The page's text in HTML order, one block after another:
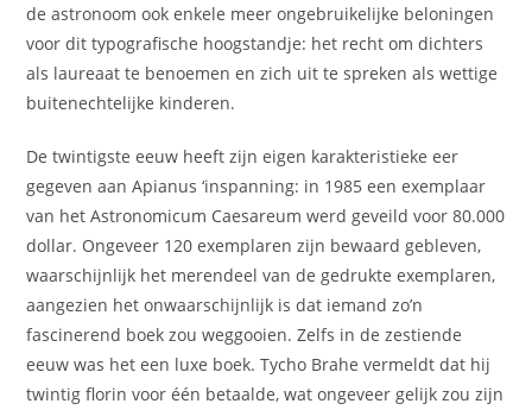
de astronoom ook enkele meer ongebruikelijke beloningen
voor dit typografische hoogstandje: het recht om dichters
als laureaat te benoemen en zich uit te spreken als wettige
buitenechtelijke kinderen.
De twintigste eeuw heeft zijn eigen karakteristieke eer
gegeven aan Apianus ‘inspanning: in 1985 een exemplaar
van het Astronomicum Caesareum werd geveild voor 80.000
dollar. Ongeveer 120 exemplaren zijn bewaard gebleven,
waarschijnlijk het merendeel van de gedrukte exemplaren,
aangezien het onwaarschijnlijk is dat iemand zo’n
fascinerend boek zou weggooien. Zelfs in de zestiende
eeuw was het een luxe boek. Tycho Brahe vermeldt dat hij
twintig florin voor één betaalde, wat ongeveer gelijk zou zijn